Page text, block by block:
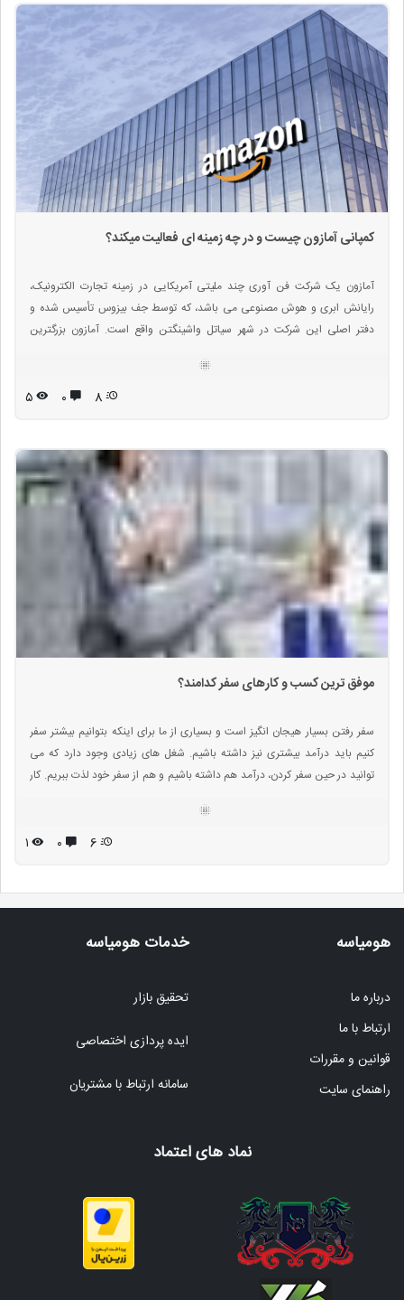
کمپانی آمازون چیست و در چه زمینه ای فعالیت میکند؟
آمازون یک شرکت فن آوری چند ملیتی آمریکایی‌ در زمینه تجارت الکترونیک،
رایانش ابری و هوش مصنوعی مى باشد، که توسط جف بیزوس تأسیس شده و
دفتر اصلى این شرکت در شهر سیاتل واشینگتن واقع است. آمازون بزرگترین
جزء یکی از چهار شرکت فن آوری بزرگ در جهان مى باشد.
8 ۰ ۵
موفق ترین کسب و کارهای سفر کدامند؟
سفر رفتن بسیار هیجان انگیز است و بسیاری از ما برای اینکه بتوانیم بیشتر سفر
کنیم باید درآمد بیشتری نیز داشته باشیم. شغل های زیادی وجود دارد که می
توانید در حین سفر کردن، درآمد هم داشته باشیم و هم از سفر خود لذت ببریم. کار
دیگر بایت هزینه های سفر از جمله غذا، حمل و نقل، مکانی برای خوابیدن و مواردی
6 ۰ ۱
هومیاسه
درباره ما
ارتباط با ما
قوانین و مقررات
راهنمای سایت
خدمات هومیاسه
تحقیق بازار
ایده پردازی اختصاصی
سامانه ارتباط با مشتریان
نماد های اعتماد